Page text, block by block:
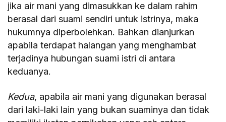
jika air mani yang dimasukkan ke dalam rahim
berasal dari suami sendiri untuk istrinya, maka
hukumnya diperbolehkan. Bahkan dianjurkan
apabila terdapat halangan yang menghambat
terjadinya hubungan suami istri di antara
keduanya.
Kedua, apabila air mani yang digunakan berasal
dari laki-laki lain yang bukan suaminya dan tidak